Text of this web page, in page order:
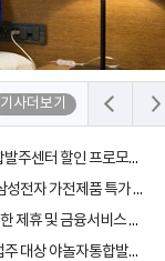
기사더보기
야놀자17주년 기념 야놀자 통합발주센터 할인 프로모션 진행
<야놀자 MRO, 숙박업소 위한 삼성전자 가전제품 특가 개시>
야놀자제휴점 금융혜택제공 위한 제휴 및 금융서비스 게시
야놀자16주년 기념 제휴 숙박업주 대상 야놀자통합발주센터 할인쿠폰 증정